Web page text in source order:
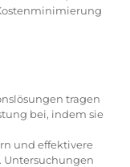
tragen
bei, indem sie
und effektivere
Untersuchungen